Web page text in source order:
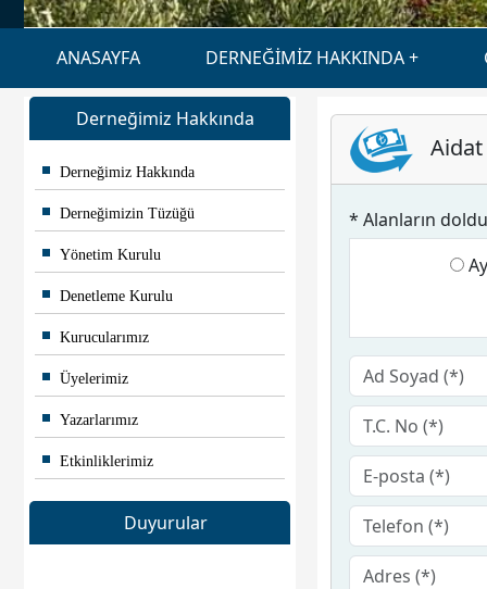
ANASAYFA DERNEĞİMİZ HAKKINDA
Derneğimiz Hakkında
Derneğimiz Hakkında
Derneğimizin Tüzüğü
Yönetim Kurulu
Denetleme Kurulu
Kurucularımız
Üyelerimiz
Yazarlarımız
Etkinliklerimiz
Duyurular
Aidat
* Alanların